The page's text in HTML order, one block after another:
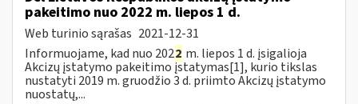
pakeitimo nuo 2022 m. liepos 1 d.
Web turinio sąrašas 2021-12-31
Informuojame, kad nuo 2022 m. liepos 1 d. įsigalioja
Akcizų įstatymo pakeitimo įstatymas[1], kurio tikslas
nustatyti 2019 m. gruodžio 3 d. priimto Akcizų įstatymo
nuostatų,...